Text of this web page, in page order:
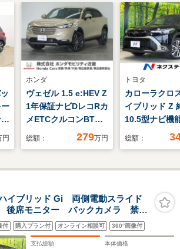
円
ホンダ
ヴェゼル 1.5 e:HEV Z
1年保証ナビDレコRカ
メETCクルコンBT地
総額： 279万円
トヨタ
カローラクロ
イブリッド Z
10.5型ナビ機
ィスプレイオ
ーズ パワー
トモニター
ーター ETC
コ フルセ
Bluetooth
総額：
イブリッド Gi 両側電動スライド
後席モニター バックカメラ 禁煙
ト シートヒーター ドラレコ
ルーズコントロール 純正15イン
アコン
付 購入プラン付 オンライン相談可 360°画像付
支払総額 本体価格